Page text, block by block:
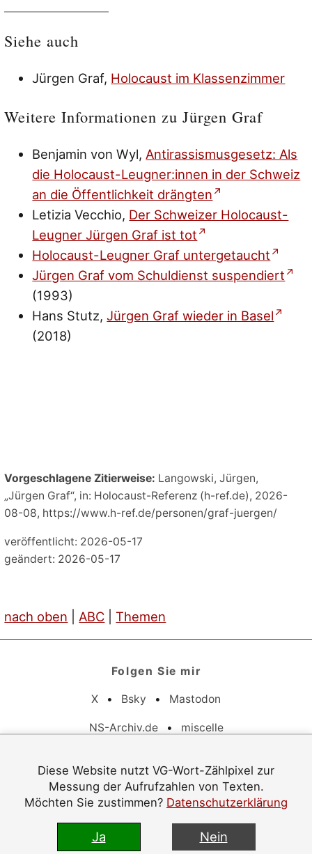
Siehe auch
Jürgen Graf, Holocaust im Klassenzimmer
Weitere Informationen zu Jürgen Graf
Benjamin von Wyl, Antirassismusgesetz: Als
die Holocaust-Leugner:innen in der Schweiz
an die Öffentlichkeit drängten
Letizia Vecchio, Der Schweizer Holocaust-
Leugner Jürgen Graf ist tot
Holocaust-Leugner Graf untergetaucht
Jürgen Graf vom Schuldienst suspendiert
(1993)
Hans Stutz,Jürgen Graf wieder in Basel
(2018)
Vorgeschlagene Zitierweise: Langowski, Jürgen,
„Jürgen Graf“, in: Holocaust-Referenz (h-ref.de), 2026-
08-08, https://www.h-ref.de/personen/graf-juergen/
veröffentlicht: 2026-05-17
geändert: 2026-05-17
nach oben ABC |Themen
Folgen Sie mir
X • Bsky • Mastodon
NS-Archiv.de • miscelle
Pflichtangaben
Datenschutz • Barrierefreiheit • Impressum
© 1996–2026 Jürgen Langowski
Diese Website nutzt VG-Wort-Zählpixel zur
Messung der Aufrufzahlen von Texten.
Möchten Sie zustimmen? Datenschutzerklärung
Ja Nein